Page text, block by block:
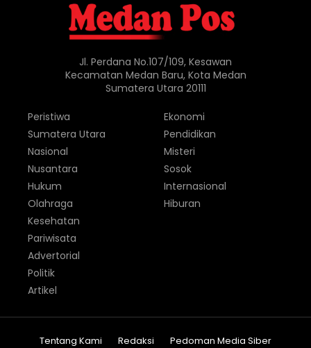
Jl. Perdana No.107/109, Kesawan
Kecamatan Medan Baru, Kota Medan
Sumatera Utara 20111
Peristiwa
Sumatera Utara
Nasional
Nusantara
Hukum
Olahraga
Ekonomi
Pendidikan
Misteri
Sosok
Internasional
Hiburan
Kesehatan
Pariwisata
Advertorial
Politik
Artikel
Tentang Kami Redaksi Pedoman Media Siber